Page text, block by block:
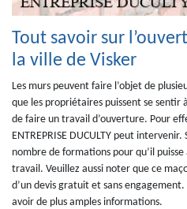
Tout savoir sur
la ville de Visker
Les murs peuvent faire l’objet de
que les propriétaires puissent se sentir
de faire un travail d’ouverture. Pour
ENTREPRISE DUCULTY peut
nombre de formations pour qu’il
travail. Veuillez aussi noter que ce
d’un devis gratuit et sans
avoir de plus amples informations.